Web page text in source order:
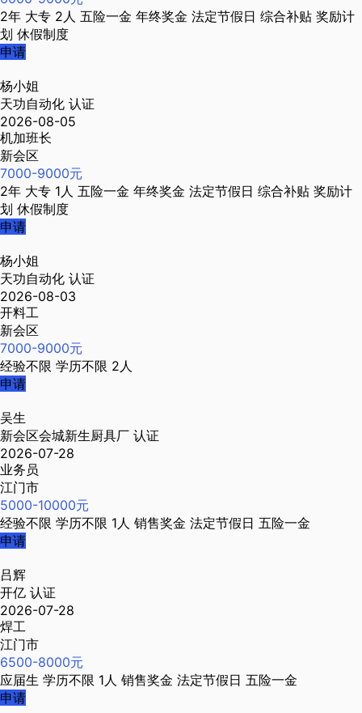
2年 大专 2人 五险一金 年终奖金 法定节假日 综合补贴 奖励计
划 休假制度
申请
杨小姐
天功自动化 认证
2026-08-05
机加班长
新会区
7000-9000元
2年 大专 1人 五险一金 年终奖金 法定节假日 综合补贴 奖励计
划 休假制度
申请
杨小姐
天功自动化 认证
2026-08-03
开料工
新会区
7000-9000元
经验不限 学历不限 2人
申请
吴生
新会区会城新生厨具厂 认证
2026-07-28
业务员
江门市
5000-10000元
经验不限 学历不限 1人 销售奖金 法定节假日 五险一金
申请
吕辉
开亿 认证
2026-07-28
焊工
江门市
6500-8000元
应届生 学历不限 1人 销售奖金 法定节假日 五险一金
申请